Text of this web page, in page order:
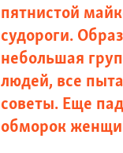
пятнистой
судороги.
небольшая
людей, все
советы. Еще
обморок